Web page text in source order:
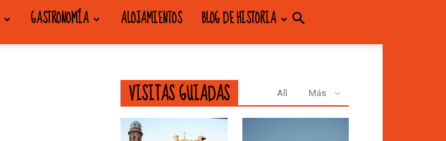
GASTRONOMÍA ALOJAMIENTOS BLOG DE HISTORIA
VISITAS GUIADAS All Más